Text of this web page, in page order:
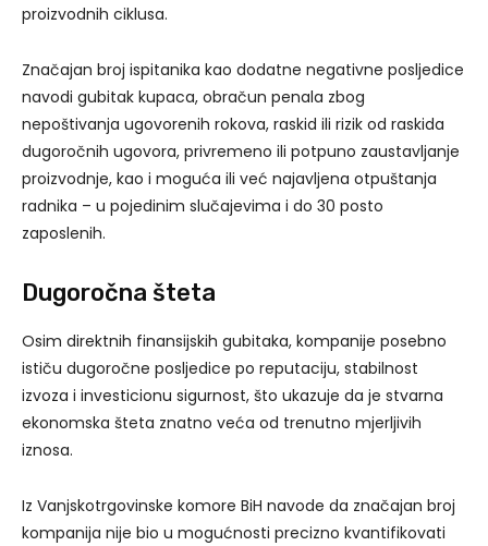
proizvodnih ciklusa.
Značajan broj ispitanika kao dodatne negativne posljedice
navodi gubitak kupaca, obračun penala zbog
nepoštivanja ugovorenih rokova, raskid ili rizik od raskida
dugoročnih ugovora, privremeno ili potpuno zaustavljanje
proizvodnje, kao i moguća ili već najavljena otpuštanja
radnika – u pojedinim slučajevima i do 30 posto
zaposlenih.
Dugoročna šteta
Osim direktnih finansijskih gubitaka, kompanije posebno
ističu dugoročne posljedice po reputaciju, stabilnost
izvoza i investicionu sigurnost, što ukazuje da je stvarna
ekonomska šteta znatno veća od trenutno mjerljivih
iznosa.
Iz Vanjskotrgovinske komore BiH navode da značajan broj
kompanija nije bio u mogućnosti precizno kvantifikovati